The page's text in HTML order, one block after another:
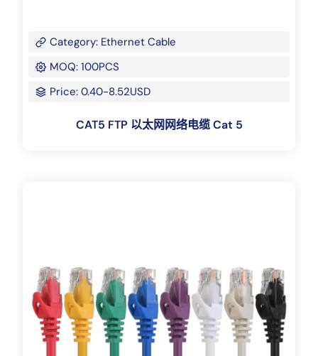
Category: Ethernet Cable
MOQ: 100PCS
Price: 0.40-8.52USD
CAT5 FTP 以太网网络电缆 Cat 5